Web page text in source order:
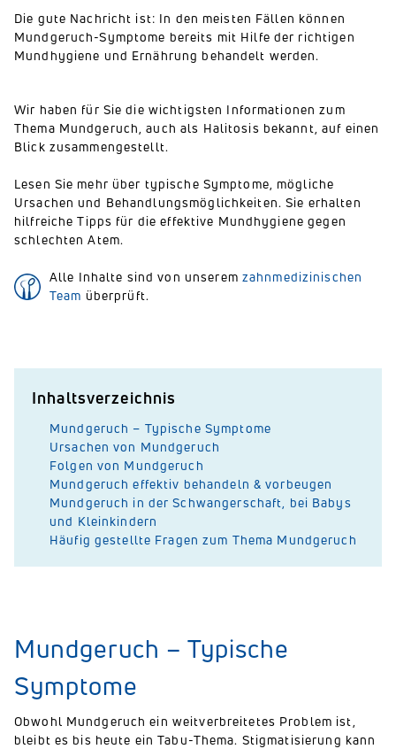
Die gute Nachricht ist: In den meisten Fällen können
Mundgeruch-Symptome bereits mit Hilfe der richtigen
Mundhygiene und Ernährung behandelt werden.
Wir haben für Sie die wichtigsten Informationen zum
Thema Mundgeruch, auch als Halitosis bekannt, auf einen
Blick zusammengestellt.
Lesen Sie mehr über typische Symptome, mögliche
Ursachen und Behandlungsmöglichkeiten. Sie erhalten
hilfreiche Tipps für die effektive Mundhygiene gegen
schlechten Atem.
Alle Inhalte sind von unserem zahnmedizinischen
Team überprüft.
Inhaltsverzeichnis
Mundgeruch – Typische Symptome
Ursachen von Mundgeruch
Folgen von Mundgeruch
Mundgeruch effektiv behandeln & vorbeugen
Mundgeruch in der Schwangerschaft, bei Babys
und Kleinkindern
Häufig gestellte Fragen zum Thema Mundgeruch
Mundgeruch – Typische
Symptome
Obwohl Mundgeruch ein weitverbreitetes Problem ist,
bleibt es bis heute ein Tabu-Thema. Stigmatisierung kann